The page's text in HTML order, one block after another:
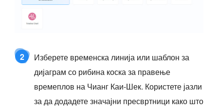
2
Изберете временска линија или шаблон за
дијаграм со рибина коска за правење
времеплов на Чианг Каи-Шек. Користете јазли
за да додадете значајни пресвртници како што